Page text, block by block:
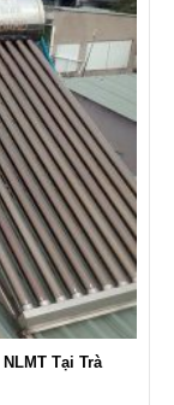
Tại Trà